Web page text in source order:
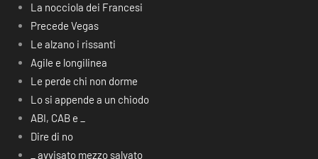
La nocciola dei Francesi
Precede Vegas
Le alzano i rissanti
Agile e longilinea
Le perde chi non dorme
Lo si appende a un chiodo
ABI, CAB e _
Dire di no
_ avvisato mezzo salvato